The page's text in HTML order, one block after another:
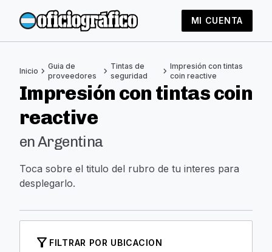
MI CUENTA
Inicio chevron_right Guia de
proveedores
chevron_right Tintas de
seguridad
chevron_right Impresión con tintas
coin reactive
Impresión con tintas coin
reactive
en Argentina
Toca sobre el titulo del rubro de tu interes para
desplegarlo.
filter_alt FILTRAR POR UBICACION